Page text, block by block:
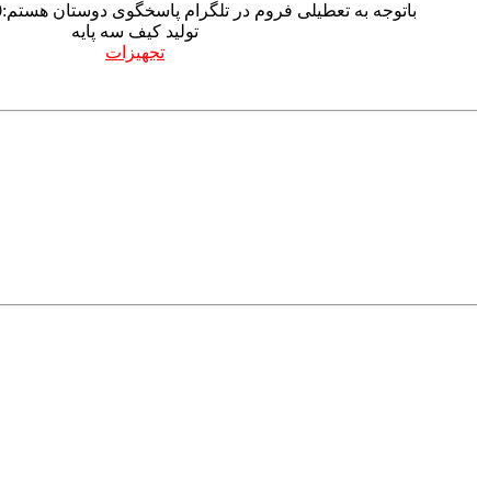
باتوجه به تعطیلی فروم در تلگرام پاسخگوی دوستان هستم:Telegram:@msh2200
تولید کیف سه پایه
تجهیزات